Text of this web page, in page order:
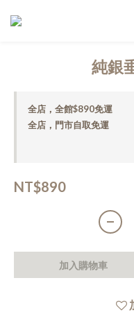
純銀
全店，全館$890免運
全店，門市自取免運
NT$890
加入購物車